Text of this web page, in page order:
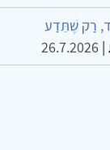
רַק שֶׁתֵּדַע
|
26.7.2026